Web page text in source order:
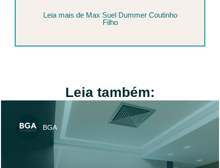
Leia mais de Max Suel Dummer Coutinho
Filho
Leia também:
BGA